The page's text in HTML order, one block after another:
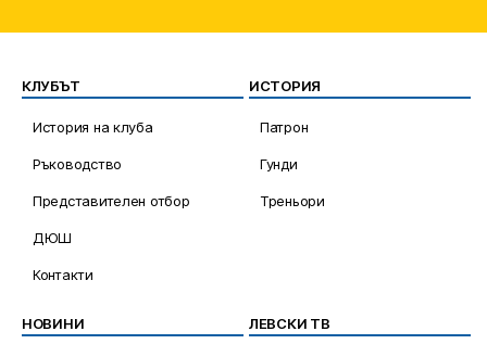
КЛУБЪТ
История на клуба
Ръководство
Представителен отбор
ДЮШ
Контакти
ИСТОРИЯ
Патрон
Гунди
Треньори
НОВИНИ ЛЕВСКИ ТВ